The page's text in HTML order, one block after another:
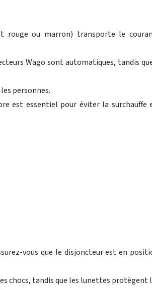
rouge ou marron) transporte le
Wago sont automatiques, tandis
personnes.
est essentiel pour éviter la surchauffe
vous que le disjoncteur est en
chocs, tandis que les lunettes protègent